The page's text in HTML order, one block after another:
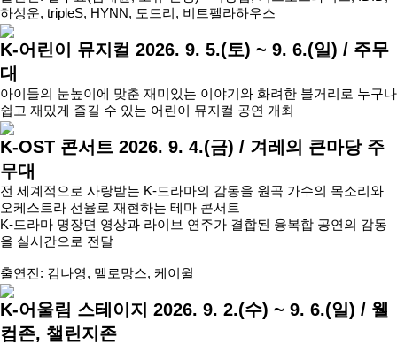
하성운, tripleS, HYNN, 도드리, 비트펠라하우스
K-어린이 뮤지컬 2026. 9. 5.(토) ~ 9. 6.(일) / 주무
대
아이들의 눈높이에 맞춘 재미있는 이야기와 화려한 볼거리로 누구나
쉽고 재밌게 즐길 수 있는 어린이 뮤지컬 공연 개최
K-OST 콘서트 2026. 9. 4.(금) / 겨레의 큰마당 주
무대
전 세계적으로 사랑받는 K-드라마의 감동을 원곡 가수의 목소리와
오케스트라 선율로 재현하는 테마 콘서트
K-드라마 명장면 영상과 라이브 연주가 결합된 융복합 공연의 감동
을 실시간으로 전달
출연진: 김나영, 멜로망스, 케이윌
K-어울림 스테이지 2026. 9. 2.(수) ~ 9. 6.(일) / 웰
컴존, 챌린지존